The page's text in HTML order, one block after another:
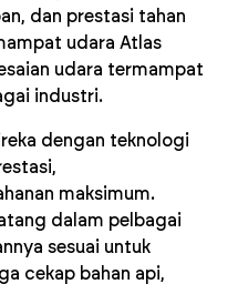
dan prestasi tahan
udara Atlas
udara termampat
industri.
dengan teknologi
maksimum.
dalam pelbagai
sesuai untuk
cekap bahan api,